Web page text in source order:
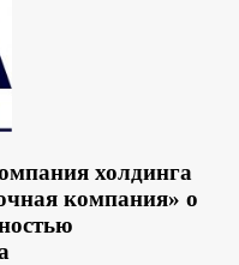
холдинга
компания» о